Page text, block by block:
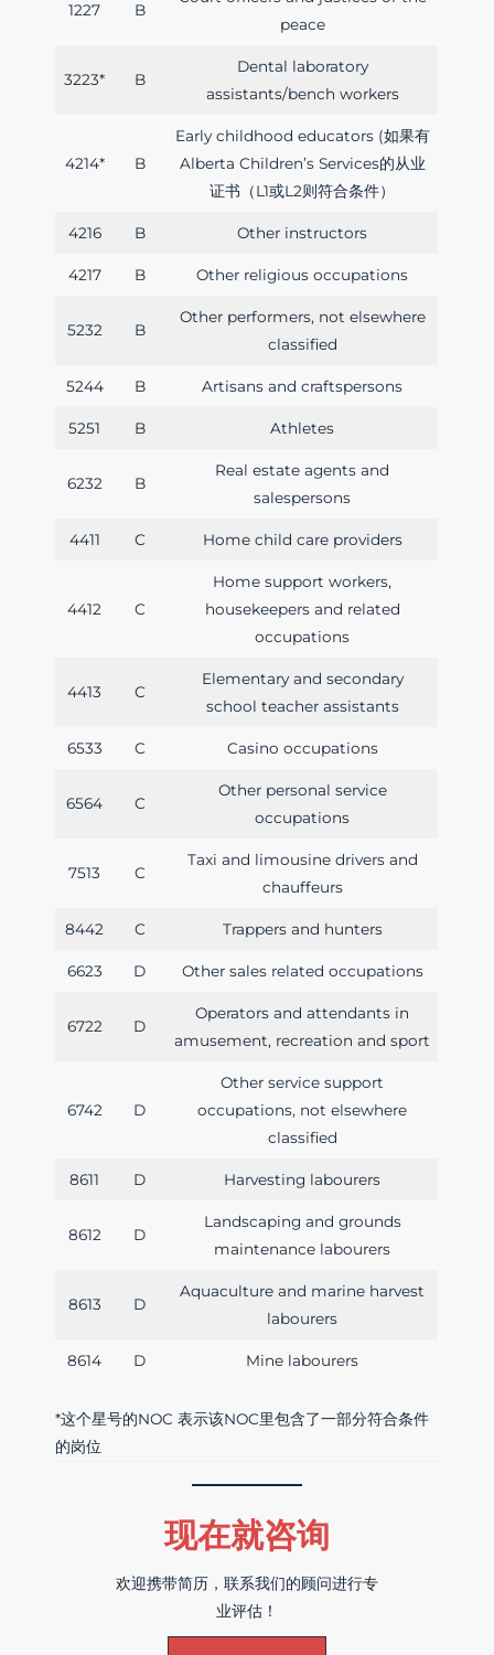
1227 B
peace
3223* B
Dental laboratory
assistants/bench workers
4214* B
Early childhood educators (如果有
Alberta Children’s Services的从业
证书（L1或L2则符合条件）
4216 B Other instructors
4217 B Other religious occupations
5232 B
Other performers, not elsewhere
classified
5244 B Artisans and craftspersons
5251 B Athletes
6232 B
Real estate agents and
salespersons
4411 C Home child care providers
4412 C
Home support workers,
housekeepers and related
occupations
4413 C
Elementary and secondary
school teacher assistants
6533 C Casino occupations
6564 C
Other personal service
occupations
7513 C
Taxi and limousine drivers and
chauffeurs
8442 C Trappers and hunters
6623 D Other sales related occupations
6722 D
Operators and attendants in
amusement, recreation and sport
6742 D
Other service support
occupations, not elsewhere
classified
8611 D Harvesting labourers
8612 D
Landscaping and grounds
maintenance labourers
8613 D
Aquaculture and marine harvest
labourers
8614 D Mine labourers
*这个星号的NOC 表示该NOC里包含了一部分符合条件
的岗位
现在就咨询
欢迎携带简历，联系我们的顾问进行专
业评估！